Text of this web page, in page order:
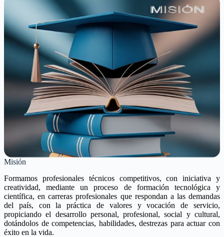
Misión
Formamos profesionales técnicos competitivos, con iniciativa y
creatividad, mediante un proceso de formación tecnológica y
científica, en carreras profesionales que respondan a las demandas
del país, con la práctica de valores y vocación de servicio,
propiciando el desarrollo personal, profesional, social y cultural,
dotándolos de competencias, habilidades, destrezas para actuar con
éxito en la vida.